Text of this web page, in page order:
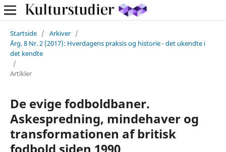
Startside / Arkiver /
Årg. 8 Nr. 2 (2017): Hverdagens praksis og historie - det ukendte i
det kendte
/
Artikler
De evige fodboldbaner.
Askespredning, mindehaver og
transformationen af britisk